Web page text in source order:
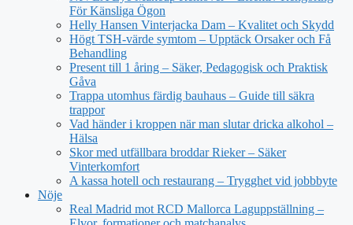
För Känsliga Ögon
Helly Hansen Vinterjacka Dam – Kvalitet och Skydd
Högt TSH-värde symtom – Upptäck Orsaker och Få
Behandling
Present till 1 åring – Säker, Pedagogisk och Praktisk
Gåva
Trappa utomhus färdig bauhaus – Guide till säkra
trappor
Vad händer i kroppen när man slutar dricka alkohol –
Hälsa
Skor med utfällbara broddar Rieker – Säker
Vinterkomfort
A kassa hotell och restaurang – Trygghet vid jobbbyte
Nöje
Real Madrid mot RCD Mallorca Laguppställning –